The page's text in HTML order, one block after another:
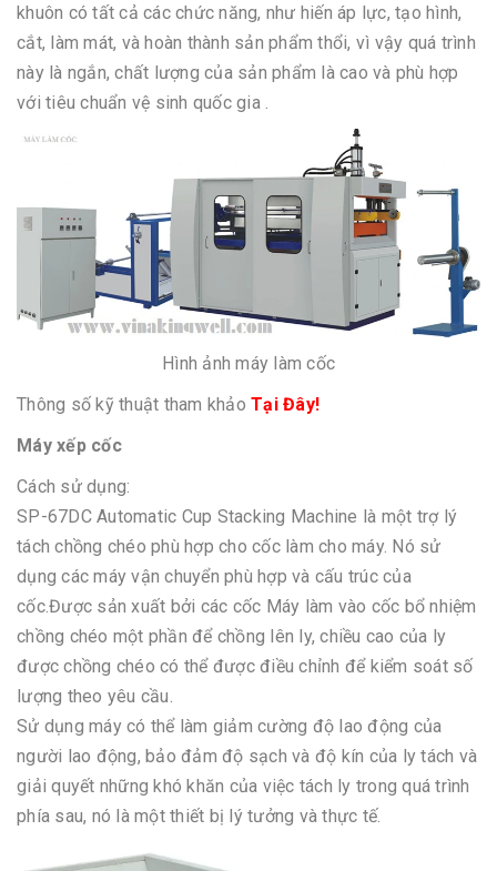
khuôn có tất cả các chức năng, như hiến áp lực, tạo hình,
cắt, làm mát, và hoàn thành sản phẩm thổi, vì vậy quá trình
này là ngắn, chất lượng của sản phẩm là cao và phù hợp
với tiêu chuẩn vệ sinh quốc gia .
Hình ảnh máy làm cốc
Thông số kỹ thuật tham khảo Tại Đây!
Máy xếp cốc
Cách sử dụng:
SP-67DC Automatic Cup Stacking Machine là một trợ lý
tách chồng chéo phù hợp cho cốc làm cho máy. Nó sử
dụng các máy vận chuyển phù hợp và cấu trúc của
cốc.Được sản xuất bởi các cốc Máy làm vào cốc bổ nhiệm
chồng chéo một phần để chồng lên ly, chiều cao của ly
được chồng chéo có thể được điều chỉnh để kiểm soát số
lượng theo yêu cầu.
Sử dụng máy có thể làm giảm cường độ lao động của
người lao động, bảo đảm độ sạch và độ kín của ly tách và
giải quyết những khó khăn của việc tách ly trong quá trình
phía sau, nó là một thiết bị lý tưởng và thực tế.